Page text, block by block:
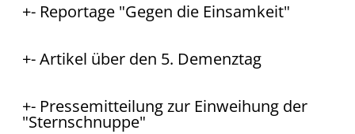
- Reportage "Gegen die Einsamkeit"
- Artikel über den 5. Demenztag
- Pressemitteilung zur Einweihung der
"Sternschnuppe"